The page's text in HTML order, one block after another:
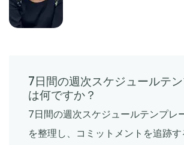
秒付きリアルタイムク
イド
Sanchari Chatterjee
7日間の週次スケジュールテ
は何ですか？
7日間の週次スケジュールテンプレ
を整理し、コミットメントを追跡